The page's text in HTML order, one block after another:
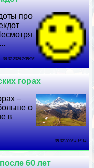
про
06 07 2026 7:35:36
горах
–
о
в
05 07 2026 4:15:14
60 лет